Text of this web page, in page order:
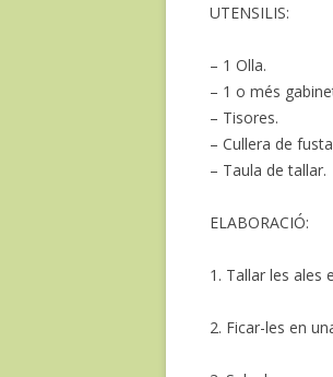
UTENSILIS:
– 1 Olla.
– 1 o més
– Tisores.
– Cullera de
– Taula de tallar.
ELABORACIÓ:
1. Tallar les ales
2. Ficar-les en